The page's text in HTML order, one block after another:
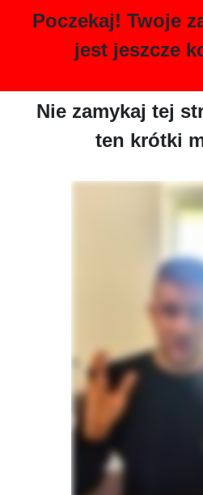
Poczekaj! Twoje
jest jeszcze
Nie zamykaj tej
ten krótki